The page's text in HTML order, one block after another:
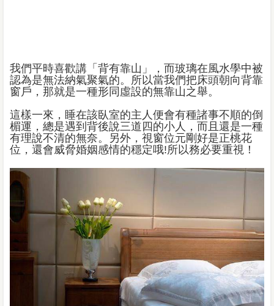
我們平時喜歡講「背有靠山」，而玻璃在風水學中被
認為是無法納氣聚氣的。所以當我們把床頭朝向背靠
窗戶，那就是一種形同虛設的無靠山之舉。
這樣一來，睡在該臥室的主人便會有種諸事不順的倒
楣運，總是遇到背後說三道四的小人，而且還是一種
有理說不清的無奈。另外，視窗位元剛好是正桃花
位，還會威脅婚姻感情的穩定哦!所以務必要重視！